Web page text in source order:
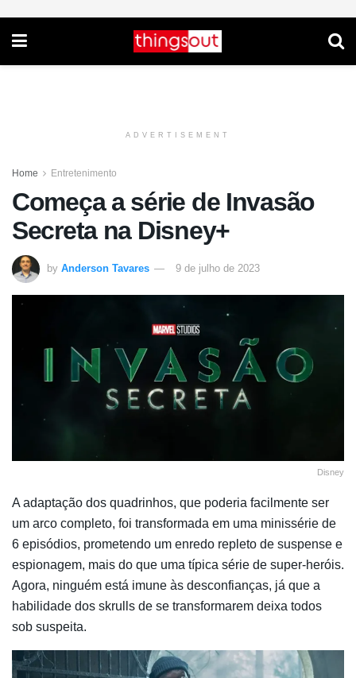
ADVERTISEMENT
Home Entretenimento
Começa a série de Invasão
Secreta na Disney+
by Anderson Tavares 9 de julho de 2023
Disney
A adaptação dos quadrinhos, que poderia facilmente ser
um arco completo, foi transformada em uma minissérie de
6 episódios, prometendo um enredo repleto de suspense e
espionagem, mais do que uma típica série de super-heróis.
Agora, ninguém está imune às desconfianças, já que a
habilidade dos skrulls de se transformarem deixa todos
sob suspeita.